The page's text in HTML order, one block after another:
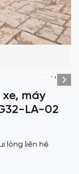
+1
xe, máy
LA-02
lòng liên hệ